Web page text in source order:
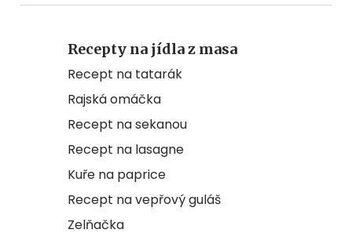
Recepty na jídla z masa
Recept na tatarák
Rajská omáčka
Recept na sekanou
Recept na lasagne
Kuře na paprice
Recept na vepřový guláš
Zelňačka